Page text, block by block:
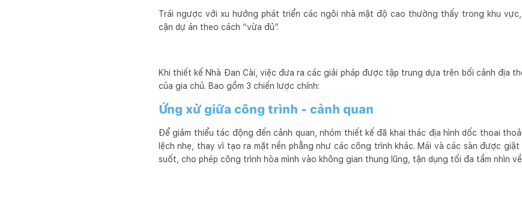
Trái ngược với xu hướng phát triển các ngôi nhà mật độ cao thường thấy trong khu
cận dự án theo cách “vừa đủ”.
Khi thiết kế Nhà Đan Cài, việc đưa ra các giải pháp được tập trung dựa trên bối cảnh địa
của gia chủ. Bao gồm 3 chiến lược chính:
Ứng xử giữa công trình - cảnh quan
Để giảm thiểu tác động đến cảnh quan, nhóm thiết kế đã khai thác địa hình dốc thoai
lệch nhẹ, thay vì tạo ra mặt nền phẳng như các công trình khác. Mái và các sàn được
suốt, cho phép công trình hòa mình vào không gian thung lũng, tận dụng tối đa tầm nhìn